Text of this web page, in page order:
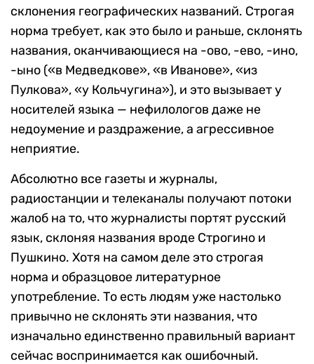
склонения географических названий. Строгая
норма требует, как это было и раньше, склонять
названия, оканчивающиеся на -ово, -ево, -ино,
-ыно («в Медведкове», «в Иванове», «из
Пулкова», «у Кольчугина»), и это вызывает у
носителей языка — нефилологов даже не
недоумение и раздражение, а агрессивное
неприятие.
Абсолютно все газеты и журналы,
радиостанции и телеканалы получают потоки
жалоб на то, что журналисты портят русский
язык, склоняя названия вроде Строгино и
Пушкино. Хотя на самом деле это строгая
норма и образцовое литературное
употребление. То есть людям уже настолько
привычно не склонять эти названия, что
изначально единственно правильный вариант
сейчас воспринимается как ошибочный.